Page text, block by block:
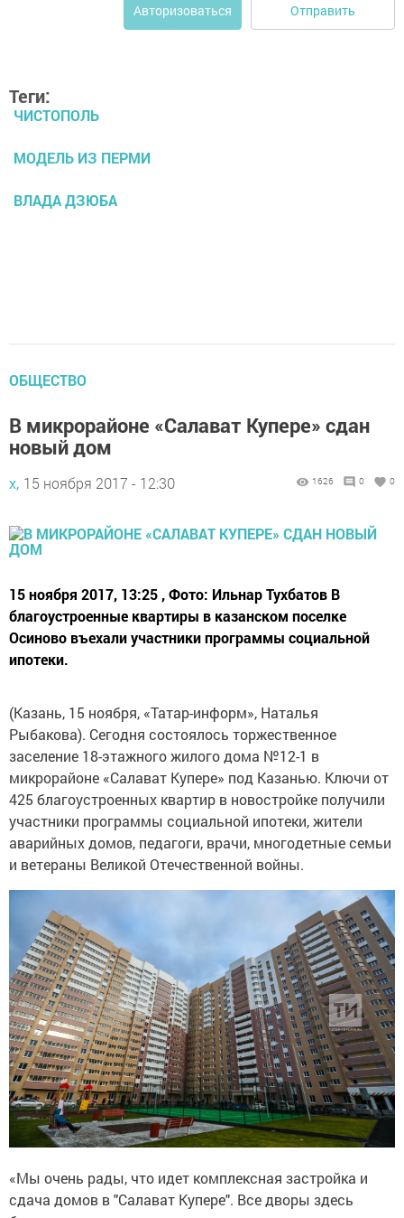
Авторизоваться Отправить
Теги:
ЧИСТОПОЛЬ
МОДЕЛЬ ИЗ ПЕРМИ
ВЛАДА ДЗЮБА
ОБЩЕСТВО
В микрорайоне «Салават Купере» сдан
новый дом
х, 15 ноября 2017 - 12:30 1626 0 0
15 ноября 2017, 13:25 , Фото: Ильнар Тухбатов В
благоустроенные квартиры в казанском поселке
Осиново въехали участники программы социальной
ипотеки.
(Казань, 15 ноября, «Татар-информ», Наталья
Рыбакова). Сегодня состоялось торжественное
заселение 18-этажного жилого дома №12-1 в
микрорайоне «Салават Купере» под Казанью. Ключи от
425 благоустроенных квартир в новостройке получили
участники программы социальной ипотеки, жители
аварийных домов, педагоги, врачи, многодетные семьи
и ветераны Великой Отечественной войны.
«Мы очень рады, что идет комплексная застройка и
сдача домов в "Салават Купере". Все дворы здесь